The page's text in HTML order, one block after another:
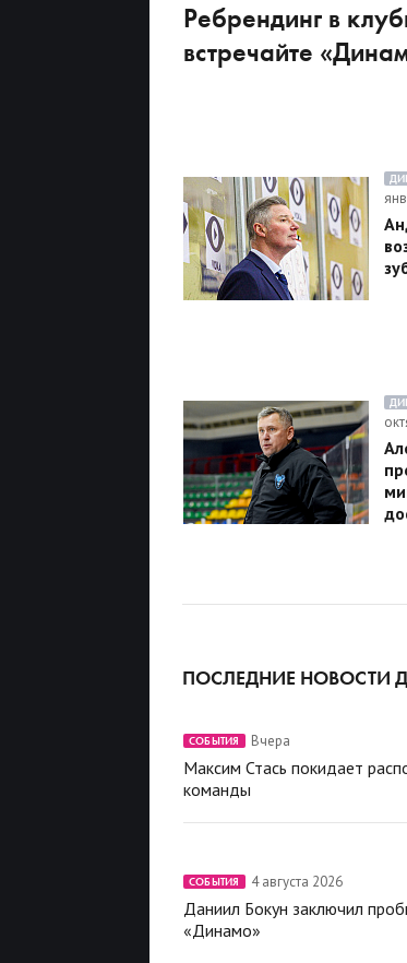
Ребрендинг в
встречайте
ПОСЛЕДНИЕ НОВОСТИ
СОБЫТИЯ Вчера
Максим Стась покидает
команды
СОБЫТИЯ 4 августа 2026
Даниил Бокун заключил
«Динамо»